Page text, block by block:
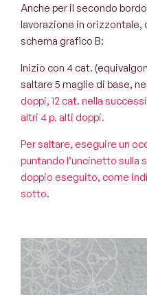
Anche per il secondo
lavorazione in orizzontale,
schema grafico B:
Inizio con 4 cat.
saltare 5 maglie di base,
doppi, 12 cat. nella
altri 4 p. alti doppi.
Per saltare, eseguire un
puntando l’uncinetto sulla
doppio eseguito, come
sotto.